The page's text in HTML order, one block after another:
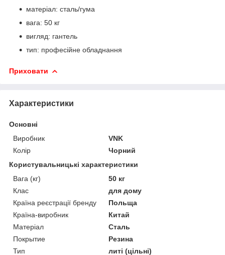
матеріал: сталь/гума
вага: 50 кг
вигляд: гантель
тип: професійне обладнання
Приховати
Характеристики
Основні
Виробник
VNK
Колір
Чорний
Користувальницькі характеристики
Вага (кг)
50 кг
Клас
для дому
Країна реєстрації бренду
Польща
Країна-виробник
Китай
Матеріал
Сталь
Покрытие
Резина
Тип
литі (цільні)